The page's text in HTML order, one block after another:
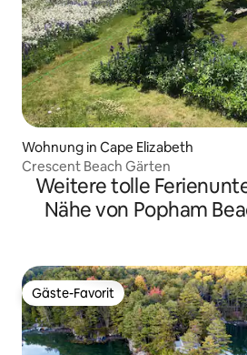
Wohnung in Cape Elizabeth
Crescent Beach Gärten
Weitere tolle
Nähe von Popham
Gäste-Favorit
Gäste-Favorit